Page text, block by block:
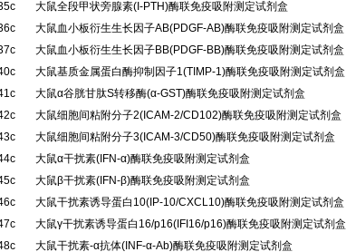
大鼠全段甲状旁腺素(I-PTH)酶联免疫吸附测定试剂盒
大鼠血小板衍生生长因子AB(PDGF-AB)酶联免疫吸附测定试剂盒
大鼠血小板衍生生长因子BB(PDGF-BB)酶联免疫吸附测定试剂盒
大鼠基质金属蛋白酶抑制因子1(TIMP-1)酶联免疫吸附测定试剂盒
大鼠α谷胱甘肽S转移酶(α-GST)酶联免疫吸附测定试剂盒
大鼠细胞间粘附分子2(ICAM-2/CD102)酶联免疫吸附测定试剂盒
大鼠细胞间粘附分子3(ICAM-3/CD50)酶联免疫吸附测定试剂盒
大鼠α干扰素(IFN-α)酶联免疫吸附测定试剂盒
大鼠β干扰素(IFN-β)酶联免疫吸附测定试剂盒
大鼠干扰素诱导蛋白10(IP-10/CXCL10)酶联免疫吸附测定试剂盒
大鼠γ干扰素诱导蛋白16/p16(IFI16/p16)酶联免疫吸附测定试剂盒
大鼠干扰素-α抗体(INF-α-Ab)酶联免疫吸附测定试剂盒